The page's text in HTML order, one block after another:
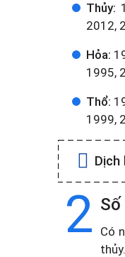
Thủy:
2012,
Hỏa:
1995,
Thổ:
1999,
Dịch
2
Có